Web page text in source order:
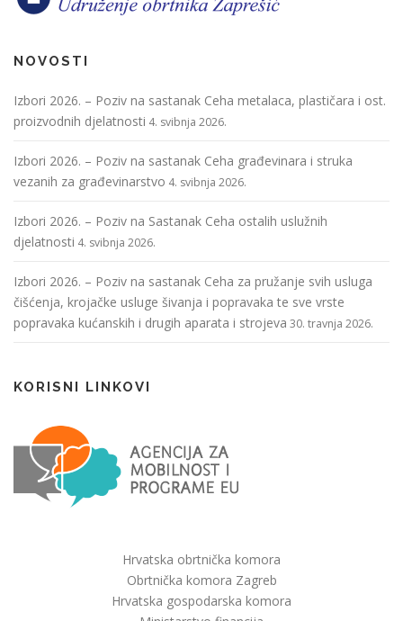
NOVOSTI
Izbori 2026. – Poziv na sastanak Ceha metalaca, plastičara i ost.
proizvodnih djelatnosti 4. svibnja 2026.
Izbori 2026. – Poziv na sastanak Ceha građevinara i struka
vezanih za građevinarstvo 4. svibnja 2026.
Izbori 2026. – Poziv na Sastanak Ceha ostalih uslužnih
djelatnosti 4. svibnja 2026.
Izbori 2026. – Poziv na sastanak Ceha za pružanje svih usluga
čišćenja, krojačke usluge šivanja i popravaka te sve vrste
popravaka kućanskih i drugih aparata i strojeva 30. travnja 2026.
KORISNI LINKOVI
Hrvatska obrtnička komora
Obrtnička komora Zagreb
Hrvatska gospodarska komora